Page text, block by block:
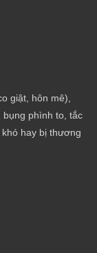
giật, hôn mê),
bụng phình to, tắc
hay bị thương